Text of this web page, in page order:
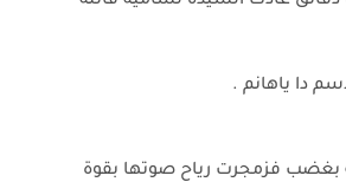
دا ياهانم .
فزمجرت رياح صوتها بقوة